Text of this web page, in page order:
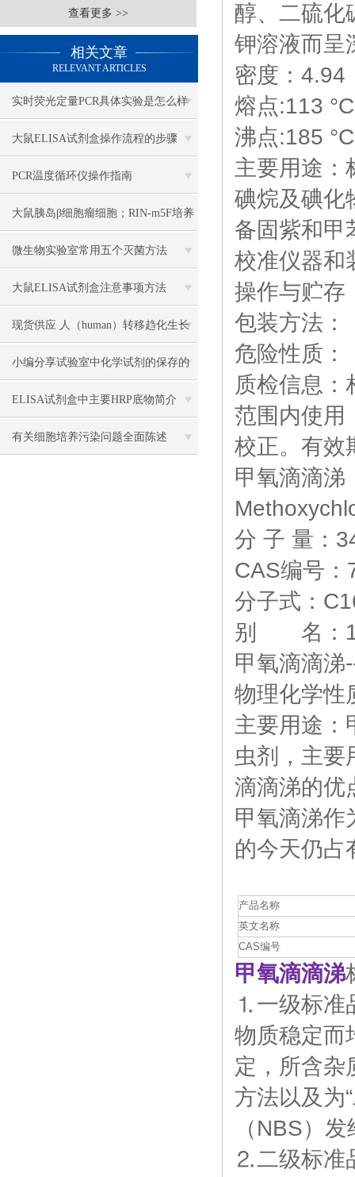
查看更多 >>
相关文章
RELEVANT ARTICLES
实时荧光定量PCR具体实验是怎么样
做的？
大鼠ELISA试剂盒操作流程的步骤
PCR温度循环仪操作指南
大鼠胰岛β细胞瘤细胞；RIN-m5F培养
操作说明
微生物实验室常用五个灭菌方法
大鼠ELISA试剂盒注意事项方法
现货供应 人（human）转移趋化生长
因子β1（TGF-β1） 说明书
小编分享试验室中化学试剂的保存的
方法
ELISA试剂盒中主要HRP底物简介
有关细胞培养污染问题全面陈述
醇、二硫化
钾溶液而呈
密度：4.94
熔点:113 °C
沸点:185 °C
主要用途：
碘烷及碘化
备固紫和甲
校准仪器和
操作与贮存
包装方法：
危险性质：
质检信息
范围内使用
校正。有效
甲氧滴滴涕
分 子 量：
CAS编号：
分子式：
别 名：
甲氧滴滴涕
物理化学
主要用途：
虫剂，主要
滴滴涕的优
甲氧滴涕作
的今天仍占
产品名称
英文名称
CAS编号
甲氧滴滴涕
⒈一级标准
物质稳定而
定，所含杂
方法以及为
（NBS）
⒉二级标准